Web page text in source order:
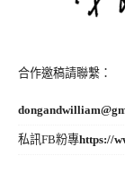
合作邀稿請聯繫：
私訊FB粉專https://